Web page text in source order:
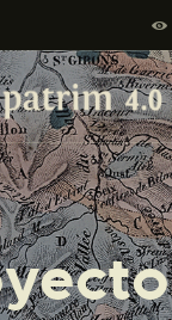
4.0